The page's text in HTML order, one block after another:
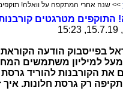
>> שנה אחרי המתקפה על וואלה!
מטרגטים
, 15.7.19, 15:23
בפייסבוק הודעה
למיליון משתמשים
את הקורבנות להוריד גרסת
רק גרסת חלונות. איך